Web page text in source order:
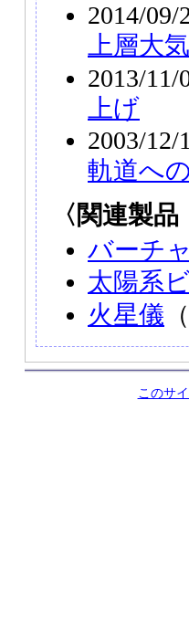
2014/09/
上層大
2013/11/
上げ
2003/12/
軌道へ
〈関連製品
バーチ
太陽系
火星儀
このサ